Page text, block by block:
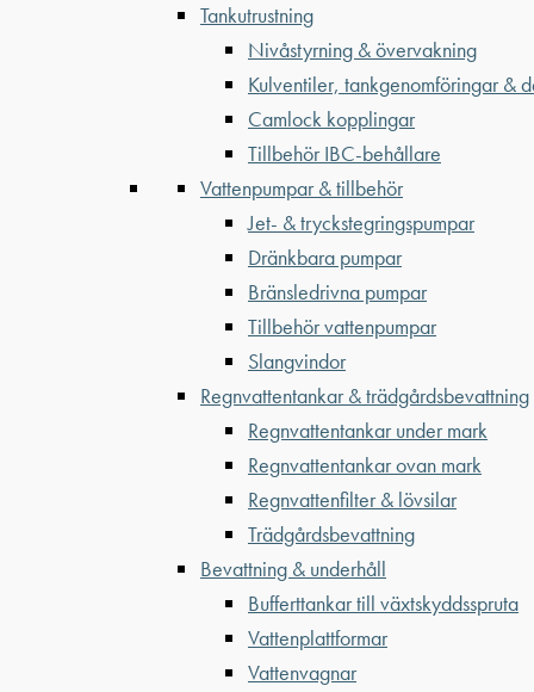
Tankutrustning
Nivåstyrning & övervakning
Kulventiler, tankgenomföringar &
Camlock kopplingar
Tillbehör IBC-behållare
Vattenpumpar & tillbehör
Jet- & tryckstegringspumpar
Dränkbara pumpar
Bränsledrivna pumpar
Tillbehör vattenpumpar
Slangvindor
Regnvattentankar & trädgårdsbevattning
Regnvattentankar under mark
Regnvattentankar ovan mark
Regnvattenfilter & lövsilar
Trädgårdsbevattning
Bevattning & underhåll
Bufferttankar till växtskyddsspruta
Vattenplattformar
Vattenvagnar